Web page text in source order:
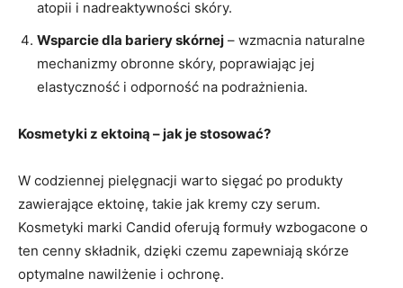
atopii i nadreaktywności skóry.
Wsparcie dla bariery skórnej – wzmacnia naturalne
mechanizmy obronne skóry, poprawiając jej
elastyczność i odporność na podrażnienia.
Kosmetyki z ektoiną – jak je stosować?
W codziennej pielęgnacji warto sięgać po produkty
zawierające ektoinę, takie jak kremy czy serum.
Kosmetyki marki Candid oferują formuły wzbogacone o
ten cenny składnik, dzięki czemu zapewniają skórze
optymalne nawilżenie i ochronę.